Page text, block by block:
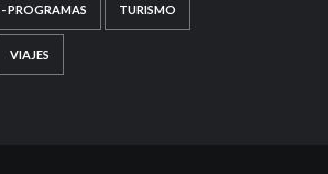
PROGRAMAS TURISMO
VIAJES